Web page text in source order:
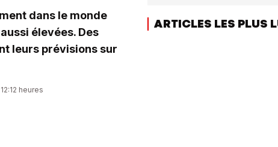
dans le monde
élevées. Des
leurs prévisions sur
heures
ARTICLES LES PLUS